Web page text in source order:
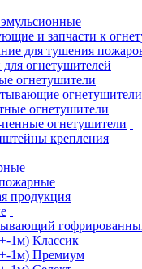
и запчасти к
для тушения
огнетушителей
огнетушители
огнетушители
огнетушители
крепления
продукция
1м) Классик
1м) Премиум